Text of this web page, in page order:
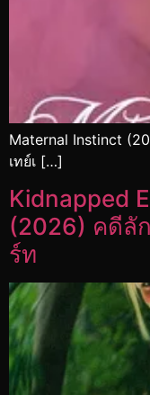
Maternal Instinct
เทย์เ […]
Kidnapped
(2026) คดีลั
ร์ท